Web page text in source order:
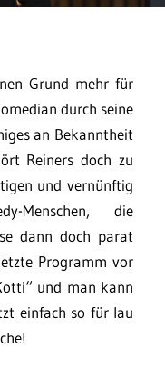
Grund mehr für
durch seine
an Bekanntheit
Reiners doch zu
und vernünftig
Menschen, die
dann doch parat
Programm vor
und man kann
einfach so für lau